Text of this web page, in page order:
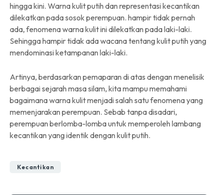
hingga kini. Warna kulit putih dan representasi kecantikan
dilekatkan pada sosok perempuan. hampir tidak pernah
ada, fenomena warna kulit ini dilekatkan pada laki-laki.
Sehingga hampir tidak ada wacana tentang kulit putih yang
mendominasi ketampanan laki-laki.
Artinya, berdasarkan pemaparan di atas dengan menelisik
berbagai sejarah masa silam, kita mampu memahami
bagaimana warna kulit menjadi salah satu fenomena yang
memenjarakan perempuan. Sebab tanpa disadari,
perempuan berlomba-lomba untuk memperoleh lambang
kecantikan yang identik dengan kulit putih.
Kecantikan